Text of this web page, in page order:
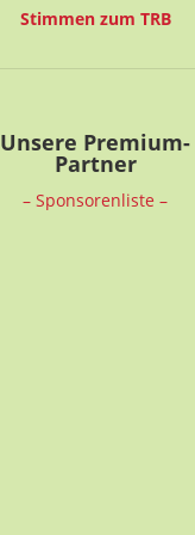
Stimmen zum TRB
Unsere Premium-
Partner
– Sponsorenliste –